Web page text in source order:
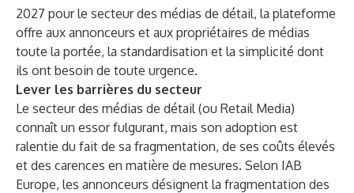
2027 pour le secteur des médias de détail, la plateforme
offre aux annonceurs et aux propriétaires de médias
toute la portée, la standardisation et la simplicité dont
ils ont besoin de toute urgence.
Lever les barrières du secteur
Le secteur des médias de détail (ou Retail Media)
connaît un essor fulgurant, mais son adoption est
ralentie du fait de sa fragmentation, de ses coûts élevés
et des carences en matière de mesures. Selon IAB
Europe, les annonceurs désignent la fragmentation des